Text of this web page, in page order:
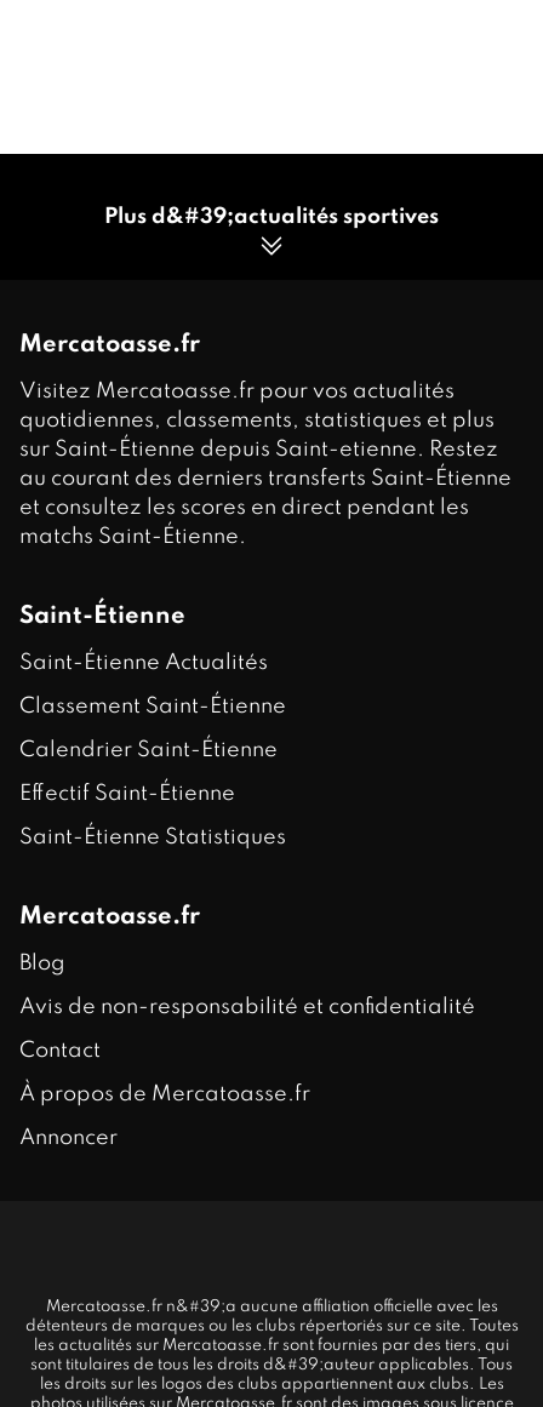
Plus d&#39;actualités sportives
Mercatoasse.fr
Visitez Mercatoasse.fr pour vos actualités
quotidiennes, classements, statistiques et plus
sur Saint-Étienne depuis Saint-etienne. Restez
au courant des derniers transferts Saint-Étienne
et consultez les scores en direct pendant les
matchs Saint-Étienne.
Saint-Étienne
Saint-Étienne Actualités
Classement Saint-Étienne
Calendrier Saint-Étienne
Effectif Saint-Étienne
Saint-Étienne Statistiques
Mercatoasse.fr
Blog
Avis de non-responsabilité et confidentialité
Contact
À propos de Mercatoasse.fr
Annoncer
Mercatoasse.fr n&#39;a aucune affiliation officielle avec les
détenteurs de marques ou les clubs répertoriés sur ce site. Toutes
les actualités sur Mercatoasse.fr sont fournies par des tiers, qui
sont titulaires de tous les droits d&#39;auteur applicables. Tous
les droits sur les logos des clubs appartiennent aux clubs. Les